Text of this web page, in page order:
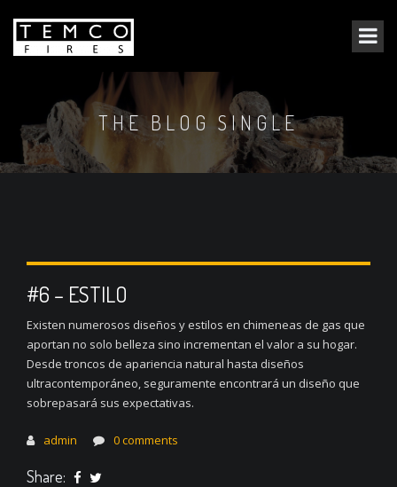
THE BLOG SINGLE
#6 – ESTILO
Existen numerosos diseños y estilos en chimeneas de gas que
aportan no solo belleza sino incrementan el valor a su hogar.
Desde troncos de apariencia natural hasta diseños
ultracontemporáneo, seguramente encontrará un diseño que
sobrepasará sus expectativas.
admin 0 comments
Share: